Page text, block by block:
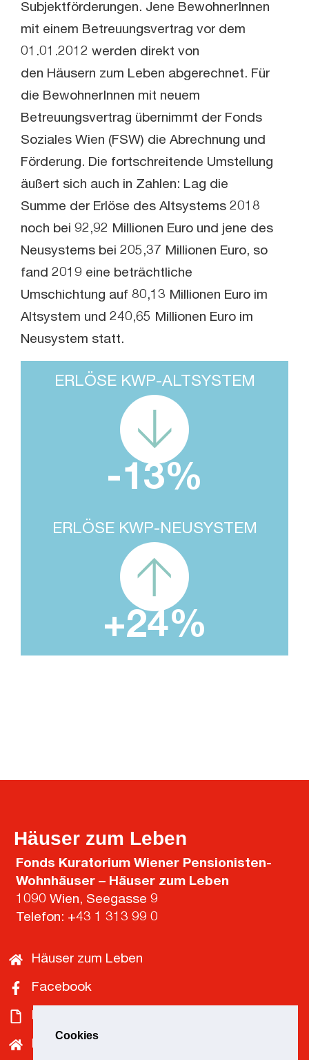
Cookies
Subjektförderungen. Jene BewohnerInnen
mit einem Betreuungsvertrag vor dem
01.01.2012 werden direkt von
den Häusern zum Leben abgerechnet. Für
die BewohnerInnen mit neuem
Betreuungsvertrag übernimmt der Fonds
Soziales Wien (FSW) die Abrechnung und
Förderung. Die fortschreitende Umstellung
äußert sich auch in Zahlen: Lag die
Summe der Erlöse des Altsystems 2018
noch bei 92,92 Millionen Euro und jene des
Neusystems bei 205,37 Millionen Euro, so
fand 2019 eine beträchtliche
Umschichtung auf 80,13 Millionen Euro im
Altsystem und 240,65 Millionen Euro im
Neusystem statt.
ERLÖSE KWP-ALTSYSTEM
-13%
ERLÖSE KWP-NEUSYSTEM
+24%
Häuser zum Leben
Fonds Kuratorium Wiener Pensionisten-
Wohnhäuser – Häuser zum Leben
1090 Wien, Seegasse 9
Telefon: +43 1 313 99 0
Häuser zum Leben
Facebook
Downloads
Pensionist*innenklubs